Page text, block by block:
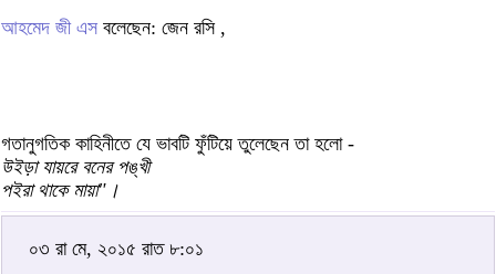
আহমেদ জী এস বলেছেন: জেন রসি ,
গতানুগতিক কাহিনীতে যে ভাবটি ফুঁটিয়ে তুলেছেন তা হলো -
উইড়া যায়রে বনের পঙ্খী
পইরা থাকে মায়া"।
০৩ রা মে, ২০১৫ রাত ৮:০১